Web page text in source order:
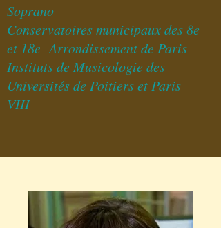
Soprano
Conservatoires municipaux des 8e
et 18e Arrondissement de Paris
Instituts de Musicologie des
Universités de Poitiers et Paris
VIII